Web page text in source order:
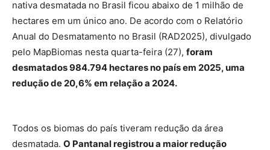
nativa desmatada no Brasil ficou abaixo de 1 milhão de
hectares em um único ano. De acordo com o Relatório
Anual do Desmatamento no Brasil (RAD2025), divulgado
pelo MapBiomas nesta quarta-feira (27), foram
desmatados 984.794 hectares no país em 2025, uma
redução de 20,6% em relação a 2024.
Todos os biomas do país tiveram redução da área
desmatada. O Pantanal registrou a maior redução